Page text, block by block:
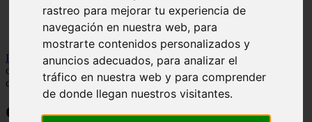
rastreo para mejorar tu experiencia de
navegación en nuestra web, para
mostrarte contenidos personalizados y
anuncios adecuados, para analizar el
tráfico en nuestra web y para comprender
de donde llegan nuestros visitantes.
tablon de anuncios
uncategorized
zona pro
Inicio
gatos >Cuando la diarrea en gatos comunitarios se
convierte en una señal de alerta: cómo interpretar la salud de una
colonia felina
Cuando la diarrea en gatos comunitarios